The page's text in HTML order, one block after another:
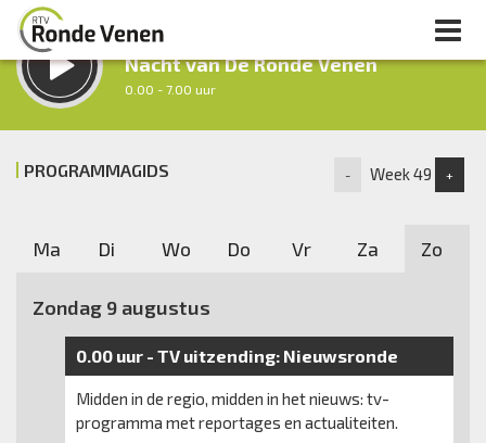
LUISTER LIVE:
Nacht van De Ronde Venen
0.00 - 7.00 uur
Ochtendronde
Inklappen
PROGRAMMAGIDS - Week 49 +
Ma Di Wo Do Vr Za Zo
Zondag 9 augustus
0.00 uur - TV uitzending: Nieuwsronde
Midden in de regio, midden in het nieuws: tv-
programma met reportages en actualiteiten.